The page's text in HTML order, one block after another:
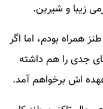
زیبا و شیرین.
همراه بودم، اما اگر
جدی را هم داشته
اش برخواهم آمد.